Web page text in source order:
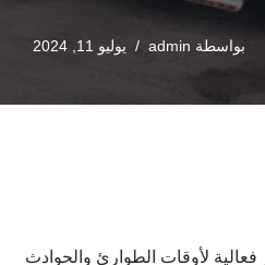
بواسطة admin يوليو 11, 2024
فعالية لأوقات الطوارئ والحوادث